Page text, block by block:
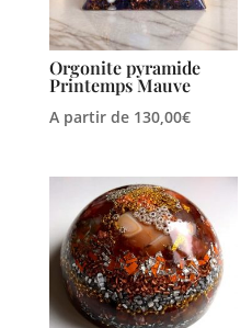
Orgonite pyramide
Printemps Mauve
A partir de 130,00€